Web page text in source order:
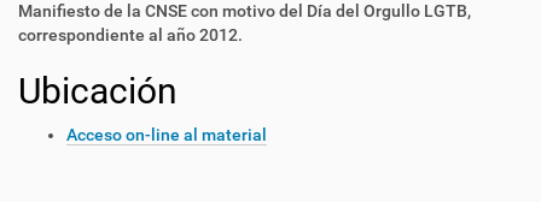
Manifiesto de la CNSE con motivo del Día del Orgullo LGTB,
correspondiente al año 2012.
Ubicación
Acceso on-line al material